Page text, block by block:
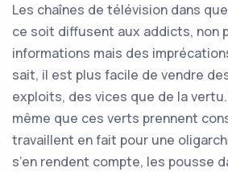
Les chaînes de télévision dans
ce soit diffusent aux addicts, non
informations mais des
sait, il est plus facile de vendre
exploits, des vices que de la
même que ces verts prennent
travaillent en fait pour une
s’en rendent compte, les pousse